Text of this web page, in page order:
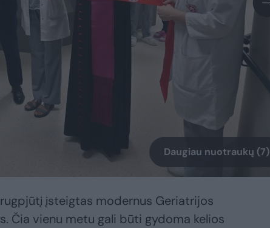
Daugiau nuotraukų (7)
įsteigtas modernus Geriatrijos
Čia vienu metu gali būti gydoma kelios